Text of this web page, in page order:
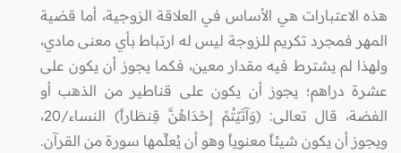
هذه الاعتبارات هي الأساس في العلاقة الزوجية، أما قضية
المهر فمجرد تكريم للزوجة ليس له ارتباط بأي معنى مادي،
ولهذا لم يشترط فيه مقدار معين، فكما يجوز أن يكون على
عشرة دراهم؛ يجوز أن يكون على قناطير من الذهب أو
الفضة، قال تعالى: (وَآتَيْتُمْ إِحْدَاهُنَّ قِنطَاراً) النساء/20،
ويجوز أن يكون شيئاً معنوياً وهو أن يُعلِّمها سورة من القرآن.